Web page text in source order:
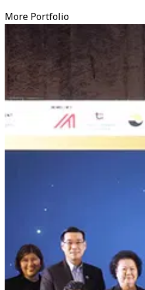
More Portfolio